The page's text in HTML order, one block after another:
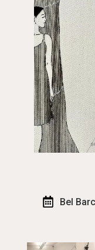
Bel